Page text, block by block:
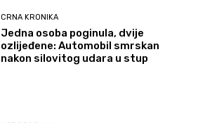
CRNA KRONIKA
Jedna osoba poginula, dvije
ozlijeđene: Automobil smrskan
nakon silovitog udara u stup